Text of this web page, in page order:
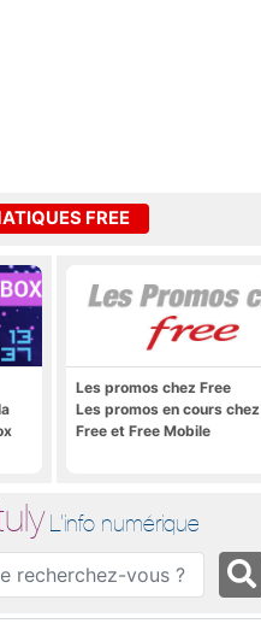
FREE
Les promos chez Free
Les promos en cours chez
Free et Free Mobile
L'info numérique